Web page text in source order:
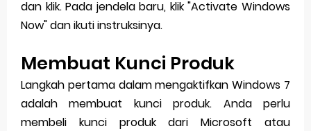
dan klik. Pada jendela baru, klik "Activate Windows
Now" dan ikuti instruksinya.
Membuat Kunci Produk
Langkah pertama dalam mengaktifkan Windows 7
adalah membuat kunci produk. Anda perlu
membeli kunci produk dari Microsoft atau